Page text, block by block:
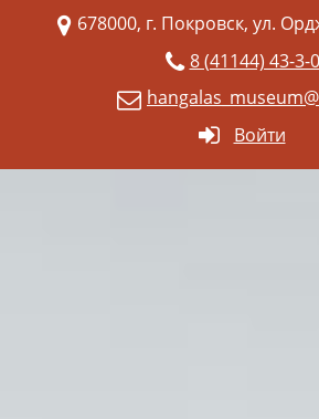
678000, г. Покровск, ул.
8 (41144) 43-3-
Войти